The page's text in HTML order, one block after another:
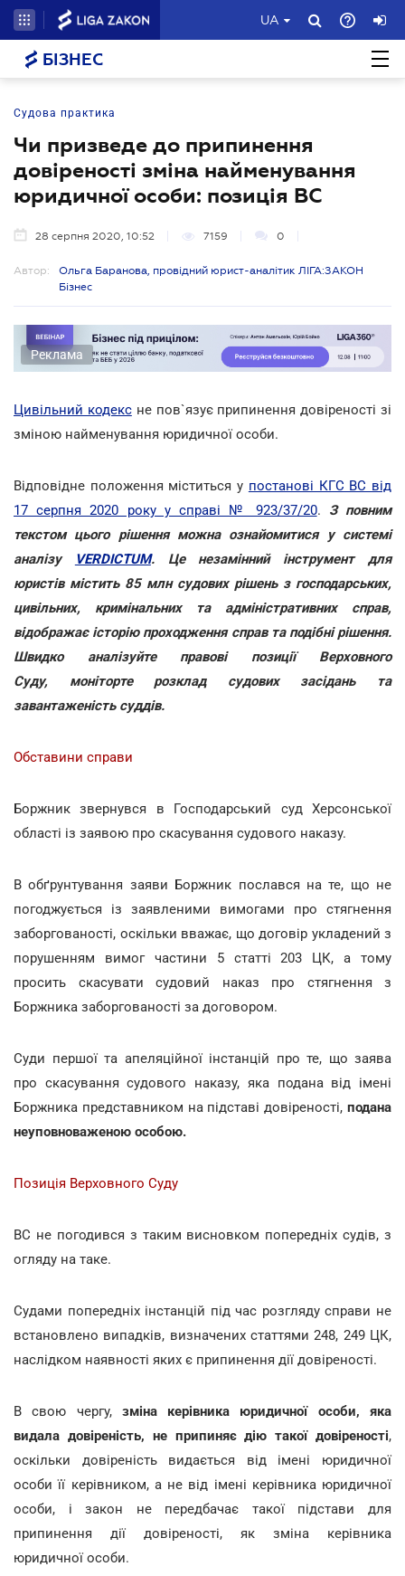
UA
БІЗНЕС
Судова практика
Чи призведе до припинення
довіреності зміна найменування
юридичної особи: позиція ВС
28 серпня 2020, 10:52 7159 0
Автор:
Ольга Баранова, провідний юрист-аналітик ЛІГА:ЗАКОН
Бізнес
Реклама
Цивільний кодексне пов`язує припинення довіреності зі
зміною найменування юридичної особи.
Відповідне положення міститься у постанові КГС ВС від
17 серпня 2020 року у справі № 923/37/20. З повним
текстом цього рішення можна ознайомитися у системі
аналізу
VERDICTUM. Це незамінний інструмент для
юристів містить 85 млн судових рішень з господарських,
цивільних, кримінальних та адміністративних справ,
відображає історію проходження справ та подібні рішення.
Швидко аналізуйте правові позиції Верховного
Суду, моніторте розклад судових засідань та
завантаженість суддів.
Обставини справи
Боржник звернувся в Господарський суд Херсонської
області із заявою про скасування судового наказу.
В обґрунтування заяви Боржник послався на те, що не
погоджується із заявленими вимогами про стягнення
заборгованості, оскільки вважає, що договір укладений з
порушенням вимог частини 5 статті 203 ЦК, а тому
просить скасувати судовий наказ про стягнення з
Боржника заборгованості за договором.
Суди першої та апеляційної інстанцій про те, що заява
про скасування судового наказу, яка подана від імені
Боржника представником на підставі довіреності, подана
неуповноваженою особою.
Позиція Верховного Суду
ВС не погодився з таким висновком попередніх судів, з
огляду на таке.
Судами попередніх інстанцій під час розгляду справи не
встановлено випадків, визначених статтями 248, 249 ЦК,
наслідком наявності яких є припинення дії довіреності.
В свою чергу, зміна керівника юридичної особи, яка
видала довіреність, не припиняє дію такої довіреності,
оскільки довіреність видається від імені юридичної
особи її керівником, а не від імені керівника юридичної
особи, і закон не передбачає такої підстави для
припинення дії довіреності, як зміна керівника
юридичної особи.